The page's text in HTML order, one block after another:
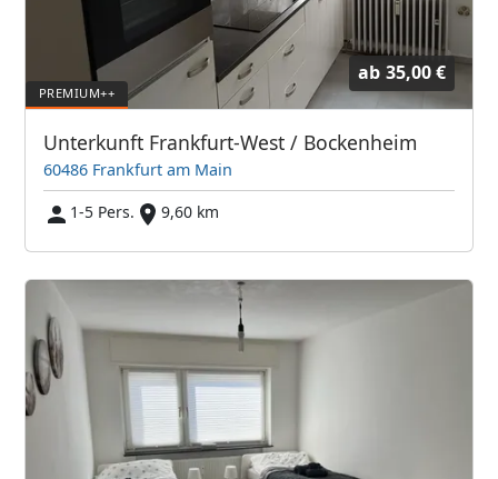
ab 35,00 €
Unterkunft Frankfurt-West / Bockenheim
60486 Frankfurt am Main
1-5 Pers.
9,60 km